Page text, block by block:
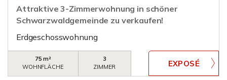
Attraktive 3-Zimmerwohnung in schöner
Schwarzwaldgemeinde zu verkaufen!
Erdgeschosswohnung
75 m²
WOHNFLÄCHE
3
ZIMMER